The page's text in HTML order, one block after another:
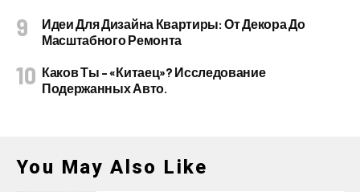
Идеи Для Дизайна Квартиры: От Декора До
Масштабного Ремонта
Каков Ты – «китаец»? Исследование
Подержанных Авто.
You May Also Like